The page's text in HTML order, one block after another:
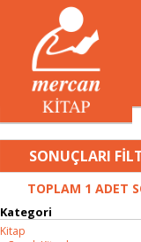
SONUÇLARI
TOPLAM 1 ADET
Kategori
Kitap